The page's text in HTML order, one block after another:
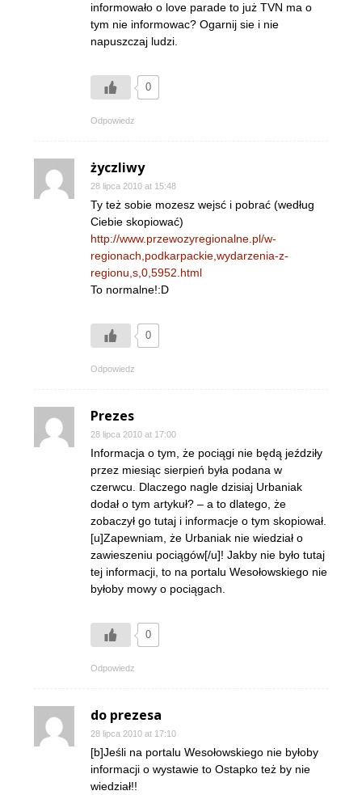
informowało o love parade to już TVN ma o
tym nie informowac? Ogarnij sie i nie
napuszczaj ludzi.
0
Odpowiedz
życzliwy
28 lipca 2010 at 15:48
Ty też sobie mozesz wejsć i pobrać (według
Ciebie skopiować)
http://www.przewozyregionalne.pl/w-
regionach,podkarpackie,wydarzenia-z-
regionu,s,0,5952.html
To normalne!:D
0
Odpowiedz
Prezes
28 lipca 2010 at 17:00
Informacja o tym, że pociągi nie będą jeździły
przez miesiąc sierpień była podana w
czerwcu. Dlaczego nagle dzisiaj Urbaniak
dodał o tym artykuł? – a to dlatego, że
zobaczył go tutaj i informacje o tym skopiował.
[u]Zapewniam, że Urbaniak nie wiedział o
zawieszeniu pociągów[/u]! Jakby nie było tutaj
tej informacji, to na portalu Wesołowskiego nie
byłoby mowy o pociągach.
0
Odpowiedz
do prezesa
28 lipca 2010 at 17:10
[b]Jeśli na portalu Wesołowskiego nie byłoby
informacji o wystawie to Ostapko też by nie
wiedział!!